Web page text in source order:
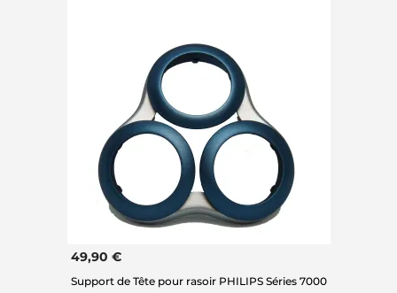
49,90 €
Support de Tête pour rasoir PHILIPS Séries 7000